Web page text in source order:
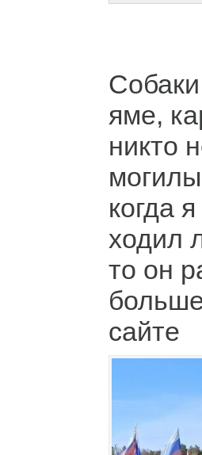
яме,
никто
могилы
когда
ходил
то он
сайте